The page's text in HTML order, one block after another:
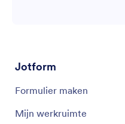
Jotform
Formulier maken
Mijn werkruimte